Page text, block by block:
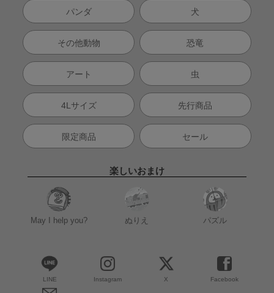
パンダ 犬
その他動物 恐竜
アート 虫
4Lサイズ 先行商品
限定商品 セール
楽しいおまけ
May I help you? ぬりえ パズル
LINE Instagram X Facebook